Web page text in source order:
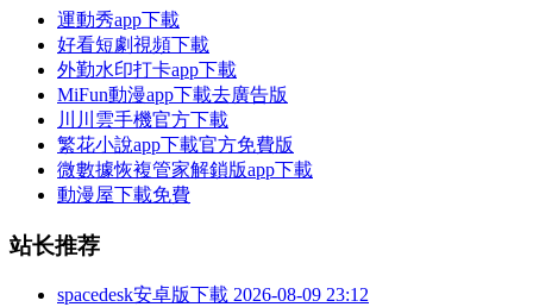
運動秀app下載
好看短劇視頻下載
外勤水印打卡app下載
MiFun動漫app下載去廣告版
川川雲手機官方下載
繁花小說app下載官方免費版
微數據恢複管家解鎖版app下載
動漫屋下載免費
站长推荐
spacedesk安卓版下載 2026-08-09 23:12